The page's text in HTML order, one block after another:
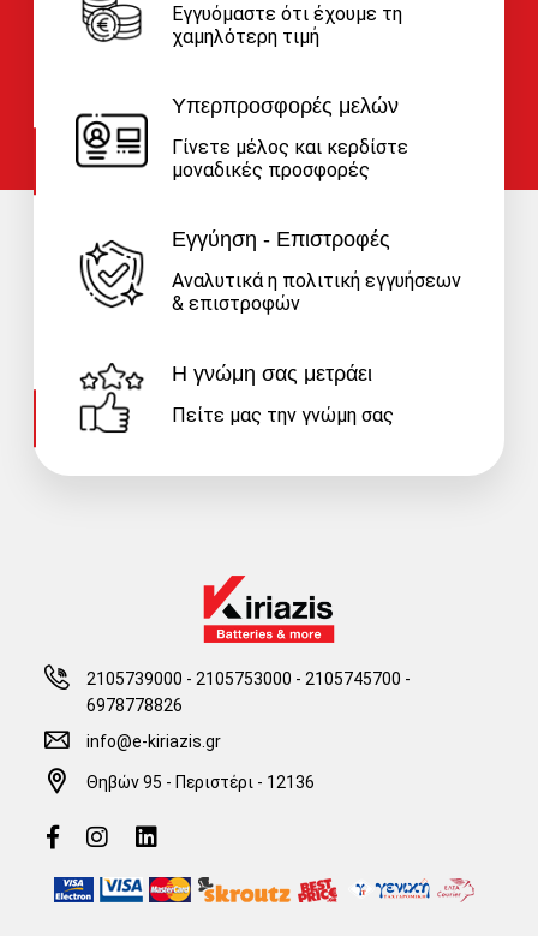
Εγγυόμαστε ότι έχουμε τη
χαμηλότερη τιμή
Υπερπροσφορές μελών
Γίνετε μέλος και κερδίστε
μοναδικές προσφορές
Εγγύηση - Επιστροφές
Αναλυτικά η πολιτική εγγυήσεων
& επιστροφών
Η γνώμη σας μετράει
Πείτε μας την γνώμη σας
2105739000 - 2105753000 - 2105745700 -
6978778826
info@e-kiriazis.gr
Θηβών 95 - Περιστέρι - 12136